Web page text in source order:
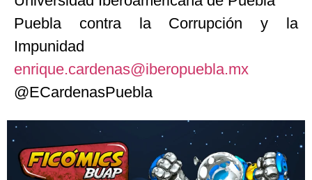
Puebla contra la Corrupción y la
Impunidad
enrique.cardenas@iberopuebla.mx
@ECardenasPuebla